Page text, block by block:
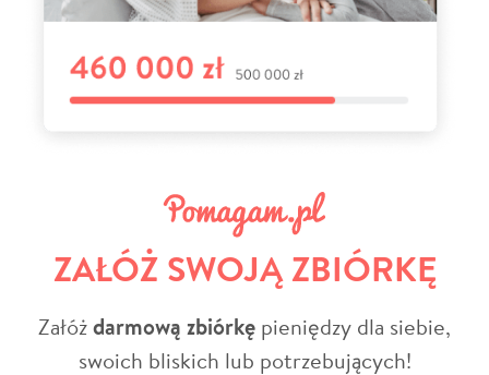
ZAŁÓŻ SWOJĄ ZBIÓRKĘ
Załóżdarmową zbiórkę pieniędzy dla siebie,
swoich bliskich lub potrzebujących!